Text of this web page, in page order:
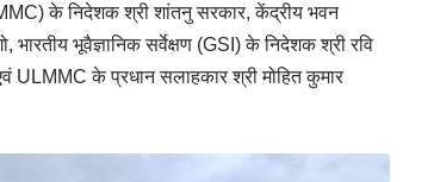
के निदेशक श्री शांतनु सरकार, केंद्रीय भवन
भूवैज्ञानिक सर्वेक्षण (GSI) के निदेशक श्री रवि
ULMMC के प्रधान सलाहकार श्री मोहित कुमार